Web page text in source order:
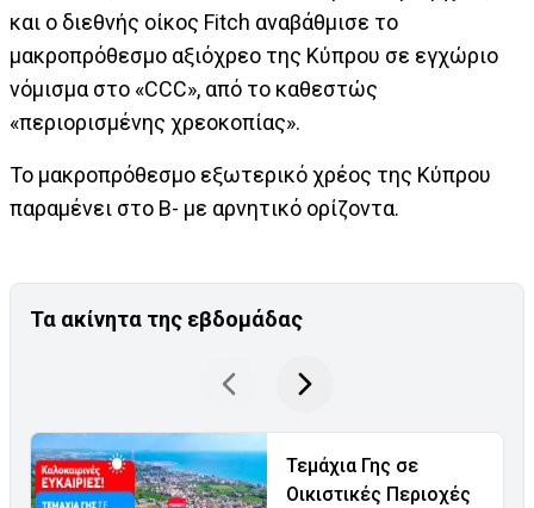
και ο διεθνής οίκος Fitch αναβάθμισε το
μακροπρόθεσμο αξιόχρεο της Κύπρου σε εγχώριο
νόμισμα στο «CCC», από το καθεστώς
«περιορισμένης χρεοκοπίας».
Το μακροπρόθεσμο εξωτερικό χρέος της Κύπρου
παραμένει στο Β- με αρνητικό ορίζοντα.
Τα ακίνητα της εβδομάδας
Τεμάχια Γης σε
Οικιστικές Περιοχές